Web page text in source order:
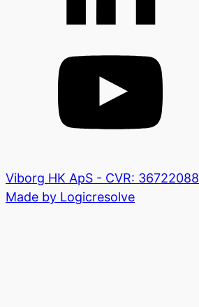
Viborg HK ApS - CVR: 36722088
Made by Logicresolve